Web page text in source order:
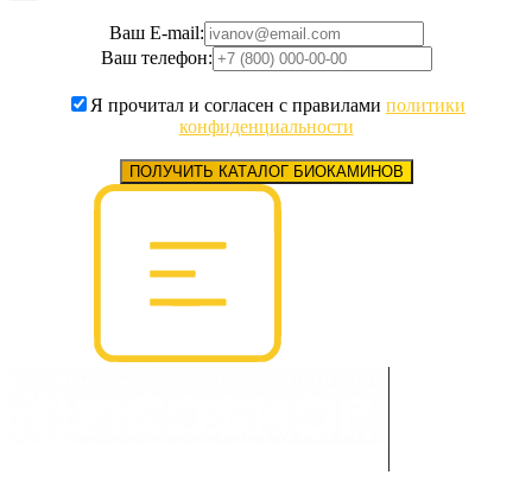
Ваш E-mail:
Ваш телефон:
Я прочитал и согласен с правилами политики
конфиденциальности
ПОЛУЧИТЬ КАТАЛОГ БИОКАМИНОВ